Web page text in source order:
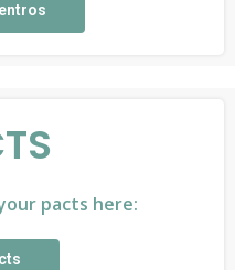
pacts here: